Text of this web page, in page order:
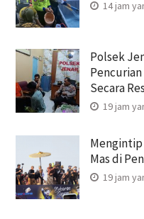
14 jam
Polsek
Secara
19 jam
Mengintip
Mas di
19 jam